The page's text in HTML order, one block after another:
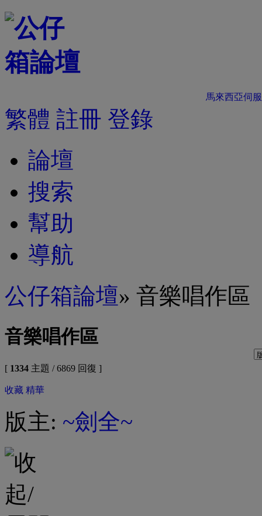
馬來西亞伺
繁體 註冊 登錄
論壇
搜索
幫助
導航
公仔箱論壇» 音樂唱作區
音樂唱作區
[ 1334 主題 / 6869 回復 ]
收藏 精華
版主: ~劍全~